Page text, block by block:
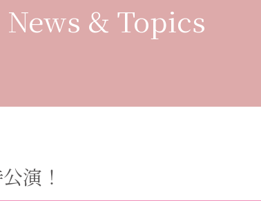
News & Topics
演！